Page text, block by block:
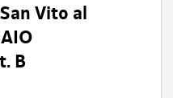
Vito al
B